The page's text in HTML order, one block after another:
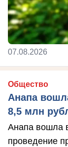
07.08.2026
Общество
Анапа
8,5 млн
Анапа вошла
проведение